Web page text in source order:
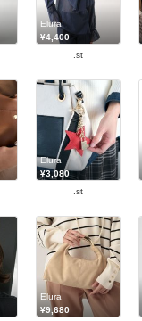
Elura
¥4,400
.st
Elura
¥3,080
.st
Elura
¥9,680